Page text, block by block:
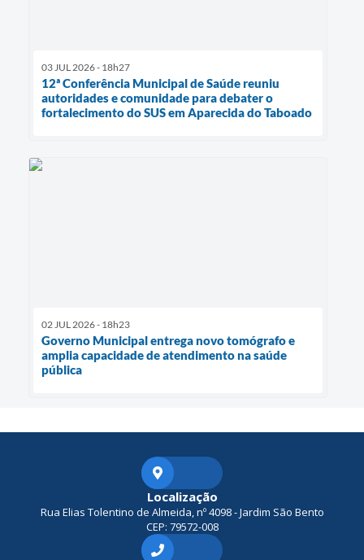
03 JUL 2026 - 18h27
12ª Conferência Municipal de Saúde reuniu
autoridades e comunidade para debater o
fortalecimento do SUS em Aparecida do Taboado
02 JUL 2026 - 18h23
Governo Municipal entrega novo tomógrafo e
amplia capacidade de atendimento na saúde
pública
Localização
Rua Elias Tolentino de Almeida, nº 4098 - Jardim São Bento
CEP: 79572-008